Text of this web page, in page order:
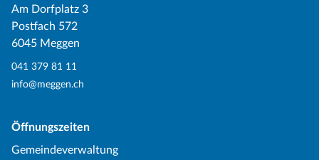
Am Dorfplatz 3
Postfach 572
6045 Meggen
041 379 81 11
info@meggen.ch
Öffnungszeiten
Gemeindeverwaltung